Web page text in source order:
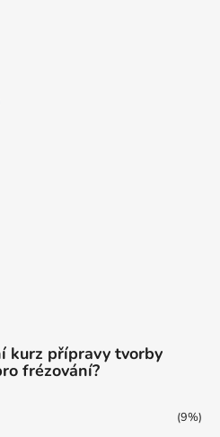
kurz přípravy tvorby
frézování?
(9%)